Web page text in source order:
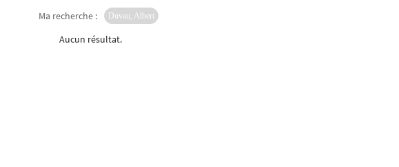
Ma recherche : Duvau, Albert
Aucun résultat.